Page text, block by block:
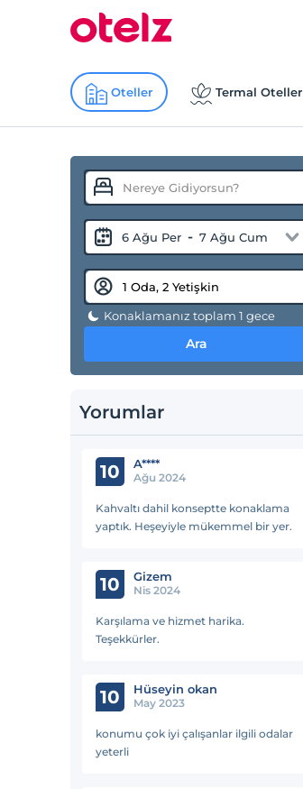
Oteller Termal Oteller
6 Ağu Per - 7 Ağu Cum
Konaklamanız toplam 1 gece
Ara
Yorumlar
10 A****
Ağu 2024
Kahvaltı dahil konseptte konaklama
yaptık. Heşeyiyle mükemmel bir yer.
10 Gizem
Nis 2024
Karşılama ve hizmet harika.
Teşekkürler.
10 Hüseyin okan
May 2023
konumu çok iyi çalışanlar ilgili odalar
yeterli